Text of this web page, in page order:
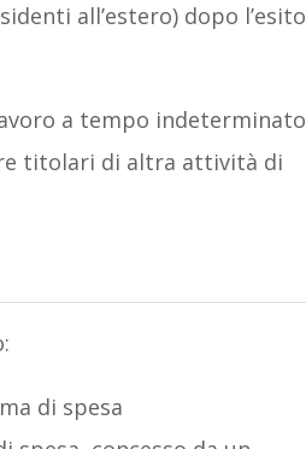
all’estero) dopo l’esito
a tempo indeterminato
titolari di altra attività di
di spesa